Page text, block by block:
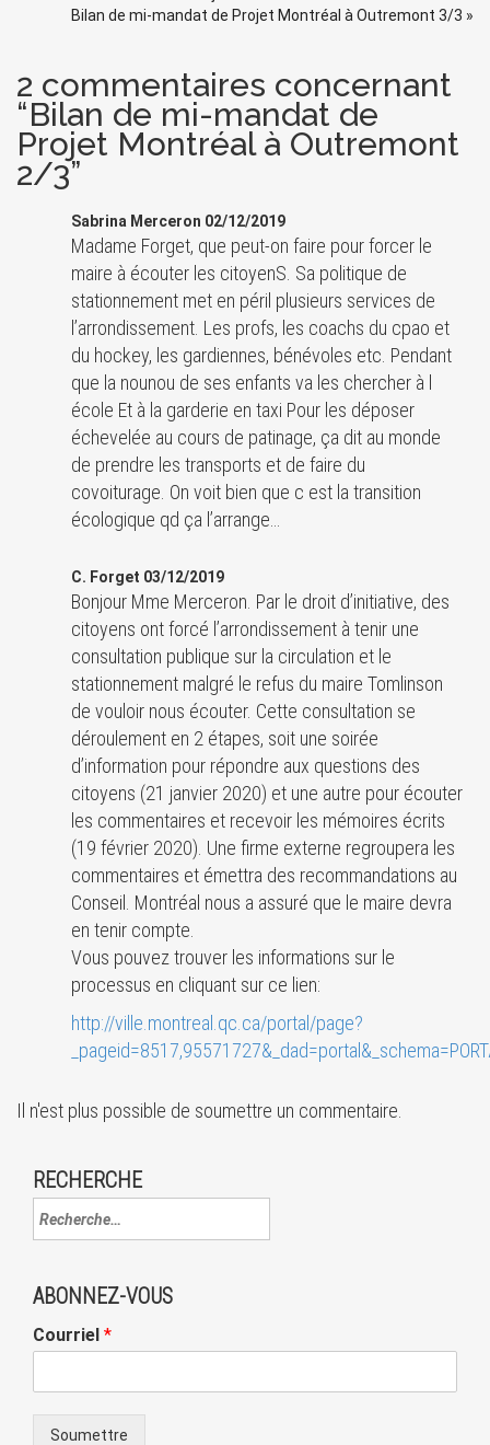
Bilan de mi-mandat de Projet Montréal à Outremont 3/3 »
2 commentaires concernant
“Bilan de mi-mandat de
Projet Montréal à Outremont
2/3”
Sabrina Merceron 02/12/2019
Madame Forget, que peut-on faire pour forcer le
maire à écouter les citoyenS. Sa politique de
stationnement met en péril plusieurs services de
l’arrondissement. Les profs, les coachs du cpao et
du hockey, les gardiennes, bénévoles etc. Pendant
que la nounou de ses enfants va les chercher à l
école Et à la garderie en taxi Pour les déposer
échevelée au cours de patinage, ça dit au monde
de prendre les transports et de faire du
covoiturage. On voit bien que c est la transition
écologique qd ça l’arrange…
C. Forget 03/12/2019
Bonjour Mme Merceron. Par le droit d’initiative, des
citoyens ont forcé l’arrondissement à tenir une
consultation publique sur la circulation et le
stationnement malgré le refus du maire Tomlinson
de vouloir nous écouter. Cette consultation se
déroulement en 2 étapes, soit une soirée
d’information pour répondre aux questions des
citoyens (21 janvier 2020) et une autre pour écouter
les commentaires et recevoir les mémoires écrits
(19 février 2020). Une firme externe regroupera les
commentaires et émettra des recommandations au
Conseil. Montréal nous a assuré que le maire devra
en tenir compte.
Vous pouvez trouver les informations sur le
processus en cliquant sur ce lien:
http://ville.montreal.qc.ca/portal/page?
Il n'est plus possible de soumettre un commentaire.
RECHERCHE
ABONNEZ-VOUS
Courriel *
Soumettre